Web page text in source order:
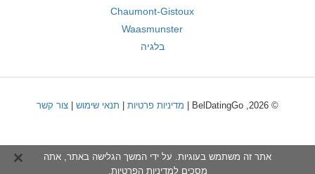
Chaumont-Gistoux
Waasmunster
בלגיה
© 2026, BelDatingGo | מדיניות פרטיות תנאי שימוש צור קשר
אתר זה משתמש בעוגיות. על ידי המשך הגלישה באתר, אתה
מסכים למדיניות הפרטיות.